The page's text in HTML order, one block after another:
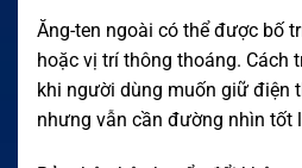
Ăng-ten ngoài có thể được bố
hoặc vị trí thông thoáng. Cách
khi người dùng muốn giữ điện
nhưng vẫn cần đường nhìn tốt